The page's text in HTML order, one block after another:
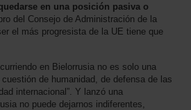
en una posición pasiva o
del Consejo de Administración de la
el más progresista de la UE tiene que
en Bielorrusia no es solo una
de humanidad, de defensa de las
internacional”. Y lanzó una
no puede dejarnos indiferentes,